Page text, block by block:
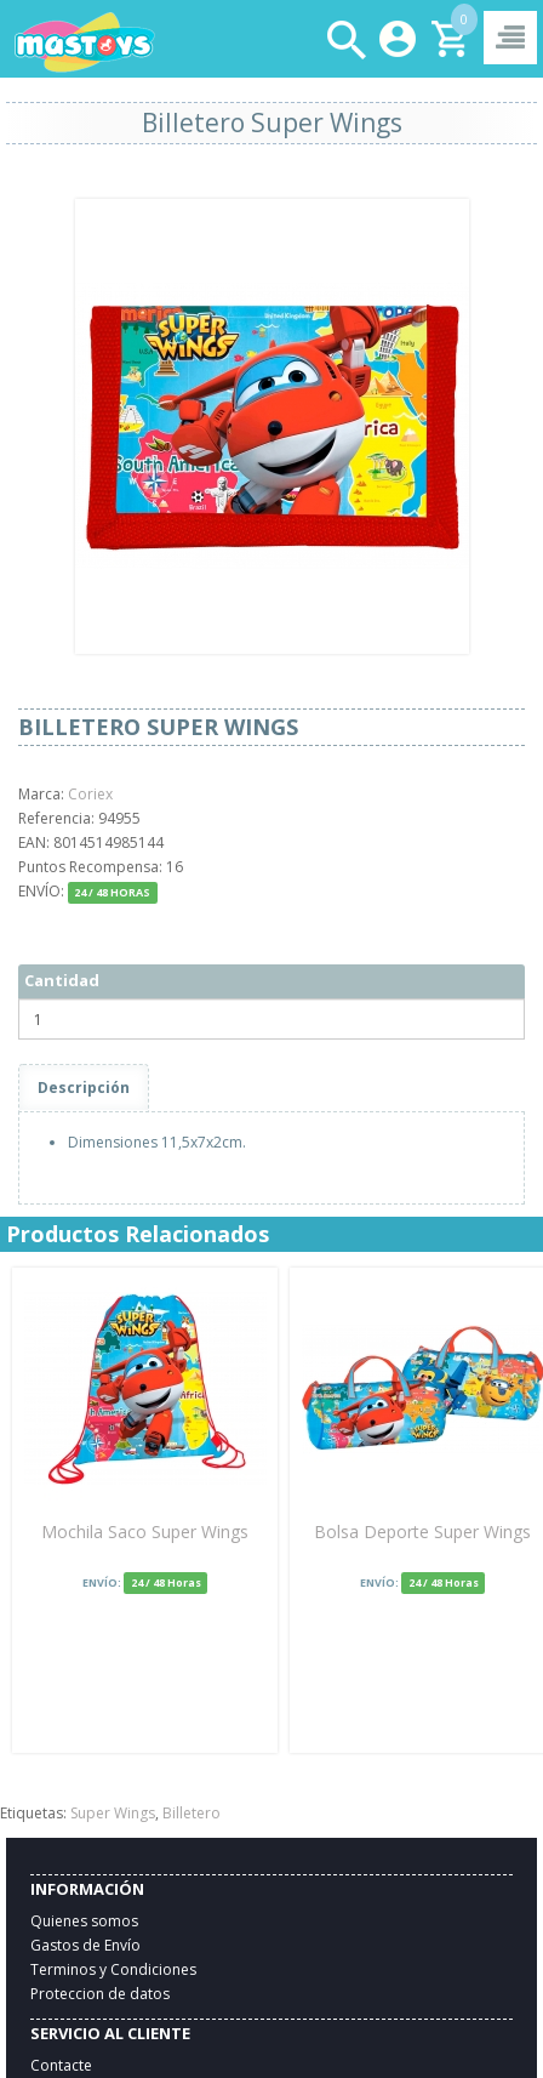
0
Billetero Super Wings
BILLETERO SUPER WINGS
Marca: Coriex
Referencia: 94955
EAN: 8014514985144
Puntos Recompensa: 16
ENVÍO:
24 / 48 HORAS
Cantidad
Descripción
Dimensiones 11,5x7x2cm.
Productos Relacionados
Mochila Saco Super Wings
ENVÍO: 24 / 48 Horas
Bolsa Deporte Super Wings
ENVÍO: 24 / 48 Horas
Etiquetas: Super Wings, Billetero
INFORMACIÓN
Quienes somos
Gastos de Envío
Terminos y Condiciones
Proteccion de datos
SERVICIO AL CLIENTE
Contacte